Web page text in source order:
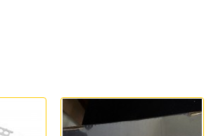
форматы: .xls, .xlsx